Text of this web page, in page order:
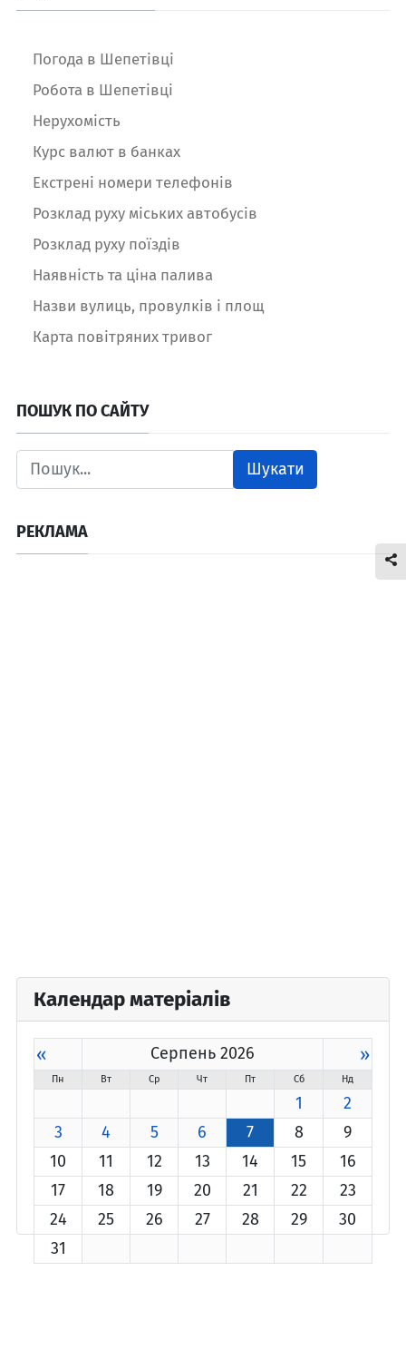
Погода в Шепетівці
Робота в Шепетівці
Нерухомість
Курс валют в банках
Екстрені номери телефонів
Розклад руху міських автобусів
Розклад руху поїздів
Наявність та ціна палива
Назви вулиць, провулків і площ
Карта повітряних тривог
ПОШУК ПО САЙТУ
Шукати
РЕКЛАМА
Календар матеріалів
« Серпень 2026 »
Пн Вт Ср Чт Пт Сб Нд
1
2
3
4 5 6 7 8
9
10
11 12 13 14 15
16
17
18 19 20 21 22
23
24
25 26 27 28 29
30
31